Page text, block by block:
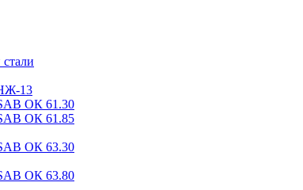
13
ОК 61.30
ОК 61.85
ОК 63.30
ОК 63.80